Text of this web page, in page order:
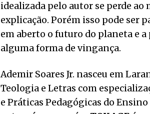
idealizada pelo autor se perde
explicação. Porém isso pode ser
em aberto o futuro do planeta e
alguma forma de vingança.
Ademir Soares Jr. nasceu em
Teologia e Letras com
e Práticas Pedagógicas do